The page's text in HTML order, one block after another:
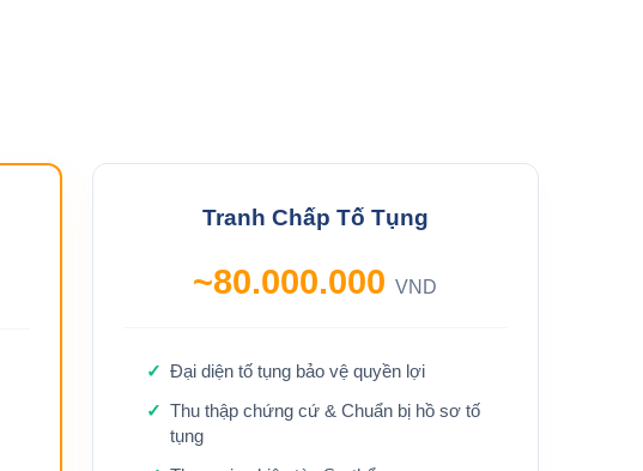
Tranh Chấp Tố Tụng
~80.000.000VND
Đại diện tố tụng bảo vệ quyền lợi
Thu thập chứng cứ & Chuẩn bị hồ sơ tố
tụng